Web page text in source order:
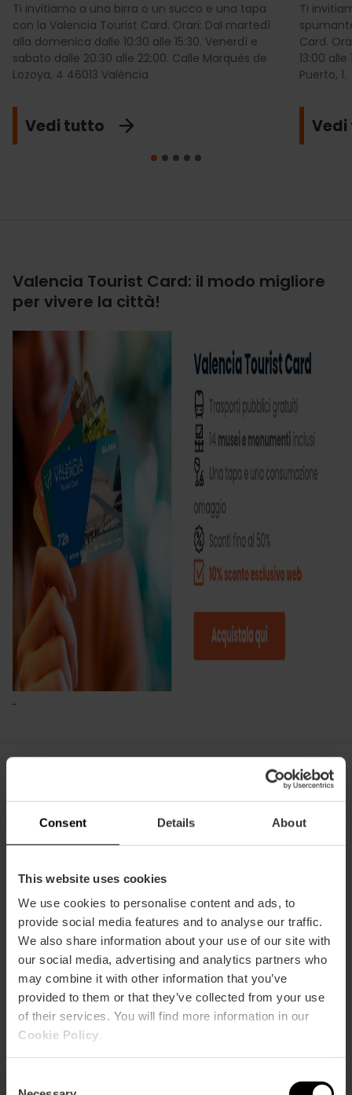
Consent Details About
This website uses cookies
We use cookies to personalise content and ads, to
provide social media features and to analyse our traffic.
We also share information about your use of our site with
our social media, advertising and analytics partners who
may combine it with other information that you’ve
provided to them or that they’ve collected from your use
of their services. You will find more information in our
Cookie Policy
Ti invitiamo a una birra o un succo e una tapa
con la Valencia Tourist Card. Orari: Dal martedì
alla domenica dalle 10:30 alle 15:30. Venerdì e
sabato dalle 20:30 alle 22:00. Calle Marqués de
Lozoya, 4 46013 València
Vedi tutto
Ti
Card.
13:00
Puerto, 1.
Valencia Tourist Card: il modo migliore
per vivere la città!
sconti
gratis
Come
risparmiare